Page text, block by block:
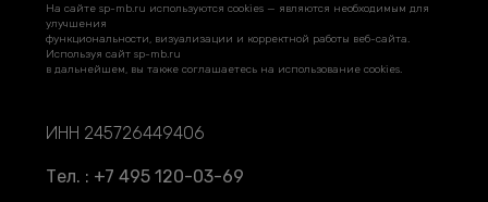
На сайте sp-mb.ru используются cookies — являются необходимым для
улучшения
функциональности, визуализации и корректной работы веб-сайта.
Используя сайт sp-mb.ru
в дальнейшем, вы также соглашаетесь на использование cookies.
ИНН 245726449406
Тел. : +7 495 120-03-69